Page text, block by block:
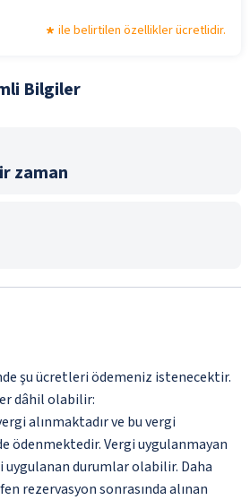
ile belirtilen özellikler ücretlidir.
Bilgiler
zaman
şu ücretleri ödemeniz istenecektir.
dâhil olabilir:
alınmaktadır ve bu vergi
ödenmektedir. Vergi uygulanmayan
uygulanan durumlar olabilir. Daha
rezervasyon sonrasında alınan